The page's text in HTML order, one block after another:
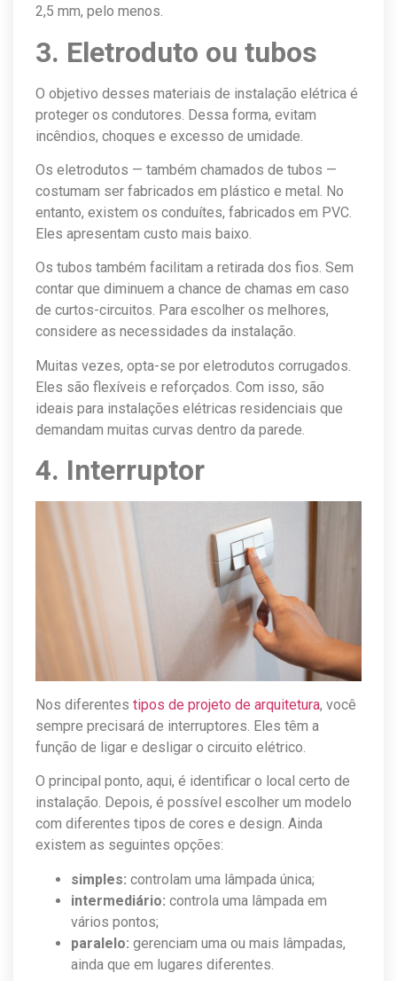
2,5 mm, pelo menos.
3. Eletroduto ou tubos
O objetivo desses materiais de instalação elétrica é
proteger os condutores. Dessa forma, evitam
incêndios, choques e excesso de umidade.
Os eletrodutos — também chamados de tubos —
costumam ser fabricados em plástico e metal. No
entanto, existem os conduítes, fabricados em PVC.
Eles apresentam custo mais baixo.
Os tubos também facilitam a retirada dos fios. Sem
contar que diminuem a chance de chamas em caso
de curtos-circuitos. Para escolher os melhores,
considere as necessidades da instalação.
Muitas vezes, opta-se por eletrodutos corrugados.
Eles são flexíveis e reforçados. Com isso, são
ideais para instalações elétricas residenciais que
demandam muitas curvas dentro da parede.
4. Interruptor
Nos diferentes tipos de projeto de arquitetura, você
sempre precisará de interruptores. Eles têm a
função de ligar e desligar o circuito elétrico.
O principal ponto, aqui, é identificar o local certo de
instalação. Depois, é possível escolher um modelo
com diferentes tipos de cores e design. Ainda
existem as seguintes opções:
simples: controlam uma lâmpada única;
intermediário: controla uma lâmpada em
vários pontos;
paralelo: gerenciam uma ou mais lâmpadas,
ainda que em lugares diferentes.